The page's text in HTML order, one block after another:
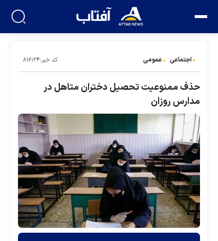
اجتماعی عمومی کد خبر:۸۱۶۱۲۴
حذف ممنوعیت تحصیل دختران متاهل در
مدارس روزان